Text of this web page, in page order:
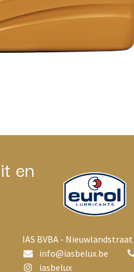
en
IAS BVBA -
info@iasbelux.be
iasbelux